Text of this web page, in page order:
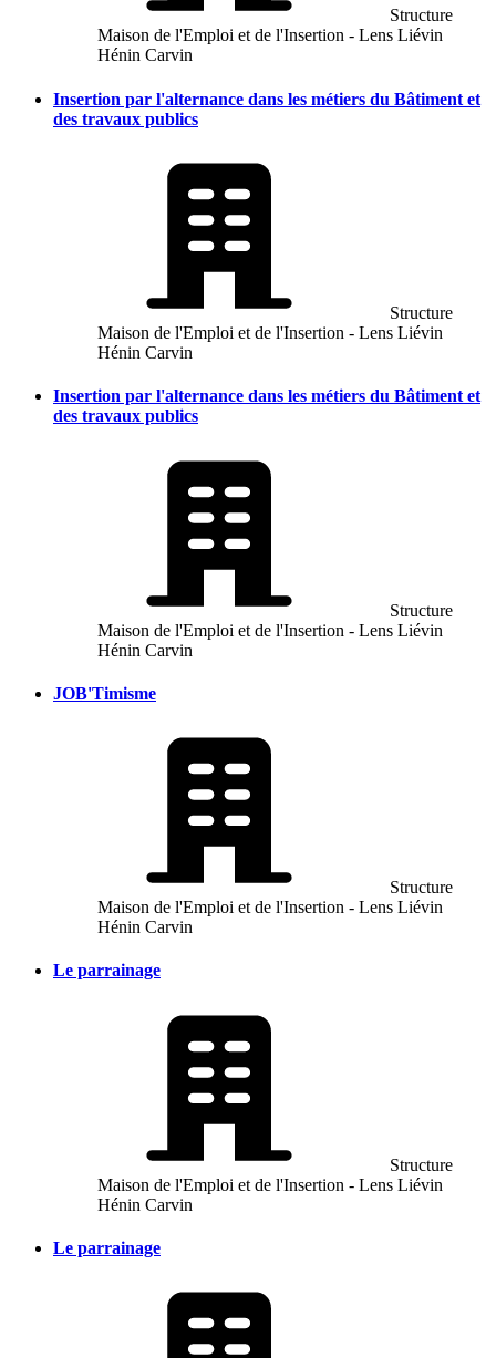
Structure
Maison de l'Emploi et de l'Insertion - Lens Liévin
Hénin Carvin
Insertion par l'alternance dans les métiers du Bâtiment et
des travaux publics
Structure
Maison de l'Emploi et de l'Insertion - Lens Liévin
Hénin Carvin
Insertion par l'alternance dans les métiers du Bâtiment et
des travaux publics
Structure
Maison de l'Emploi et de l'Insertion - Lens Liévin
Hénin Carvin
JOB'Timisme
Structure
Maison de l'Emploi et de l'Insertion - Lens Liévin
Hénin Carvin
Le parrainage
Structure
Maison de l'Emploi et de l'Insertion - Lens Liévin
Hénin Carvin
Le parrainage